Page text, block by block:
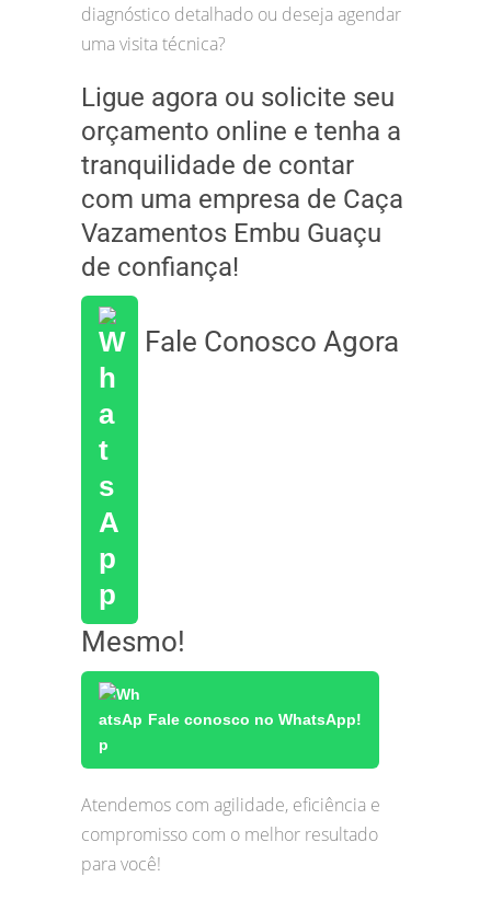
diagnóstico detalhado ou deseja agendar
uma visita técnica?
Ligue agora ou solicite seu
orçamento online e tenha a
tranquilidade de contar
com uma empresa de Caça
Vazamentos Embu Guaçu
de confiança!
Fale Conosco Agora
Mesmo!
Fale conosco no WhatsApp!
Atendemos com agilidade, eficiência e
compromisso com o melhor resultado
para você!